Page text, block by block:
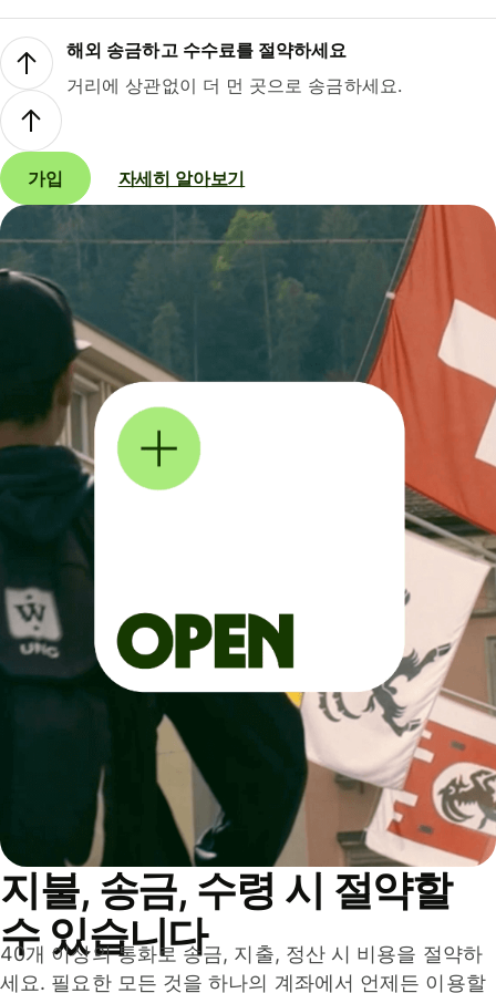
해외 송금하고 수수료를 절약하세요
거리에 상관없이 더 먼 곳으로 송금하세요.
가입 자세히 알아보기
지불, 송금, 수령 시 절약할
수 있습니다
40개 이상의 통화로 송금, 지출, 정산 시 비용을 절약하
세요. 필요한 모든 것을 하나의 계좌에서 언제든 이용할